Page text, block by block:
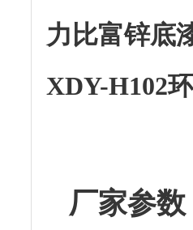
力比富锌底
XDY-H102
厂家参数